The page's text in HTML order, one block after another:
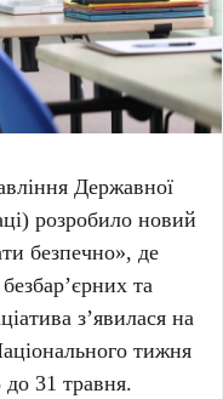
Державної
розробило новий
безпечно», де
та
з’явилася на
тижня
до 31 травня.